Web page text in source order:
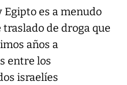
es a menudo
de droga que
años a
entre los
israelíes